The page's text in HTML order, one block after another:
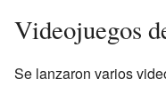
Videojuegos
Se lanzaron varios